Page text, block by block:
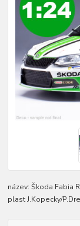
název: Škoda Fabia
plast J.Kopecky/